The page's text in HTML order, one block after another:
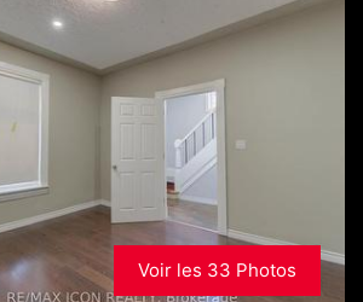
Voir les 33 Photos